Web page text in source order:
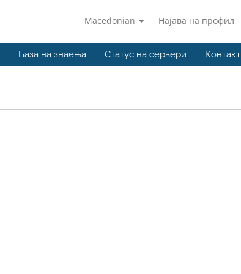
Macedonian Најава на профил
База на знаења Статус на сервери Контакт